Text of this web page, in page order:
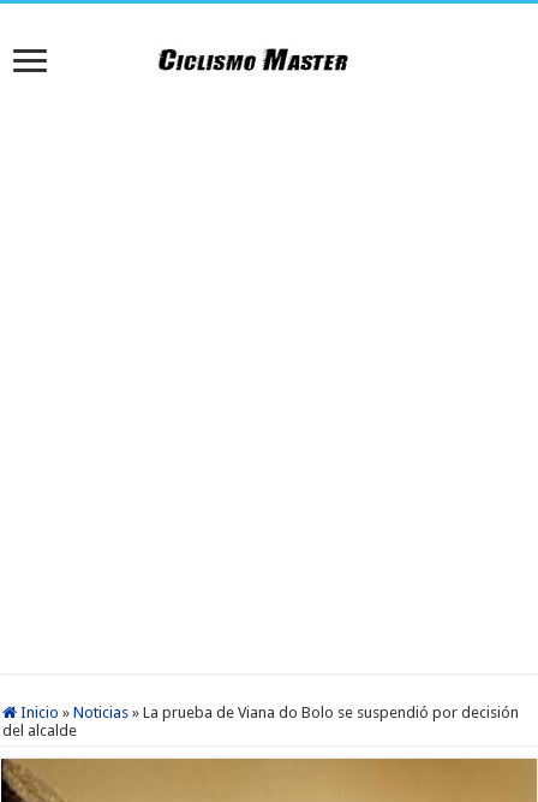
Inicio » Noticias » La prueba de Viana do Bolo se suspendió por decisión
del alcalde